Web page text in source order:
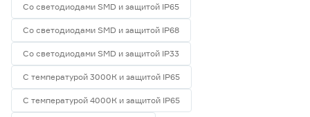
Со светодиодами SMD и защитой IP65
Со светодиодами SMD и защитой IP68
Со светодиодами SMD и защитой IP33
С температурой 3000К и защитой IP65
С температурой 4000К и защитой IP65